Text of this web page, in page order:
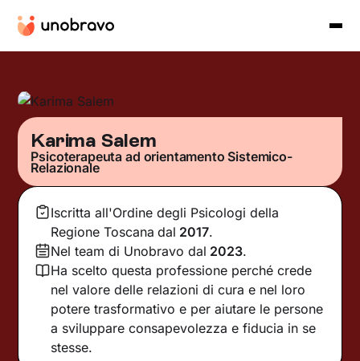
Karima Salem
Psicoterapeuta ad orientamento Sistemico-
Relazionale
Iscritta all'Ordine degli Psicologi della
Regione Toscana dal 2017.
Nel team di Unobravo dal 2023.
Ha scelto questa professione perché crede
nel valore delle relazioni di cura e nel loro
potere trasformativo e per aiutare le persone
a sviluppare consapevolezza e fiducia in se
stesse.